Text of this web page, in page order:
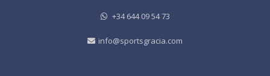
+34 644 09 54 73
info@sportsgracia.com